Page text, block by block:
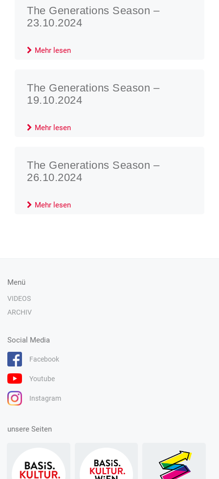
The Generations Season –
23.10.2024
Mehr lesen
The Generations Season –
19.10.2024
Mehr lesen
The Generations Season –
26.10.2024
Mehr lesen
Menü
VIDEOS
ARCHIV
Social Media
Facebook
Youtube
Instagram
unsere Seiten